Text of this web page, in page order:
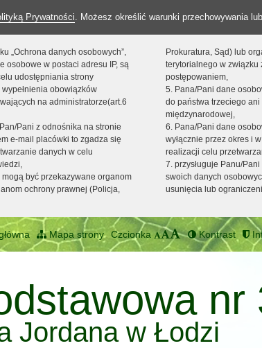
Prywatności. Możesz określić warunki przechowywania
„Ochrona danych osobowych”,
osobowe w postaci adresu IP, są
udostępniania strony
obowiązków
na administratorze(art.6
Pani z odnośnika na stronie
e-mail placówki to zgadza się
danych w celu
być przekazywane organom
ochrony prawnej (Policja,
Prokuratura, Sąd) lub
terytorialnego w związku
postępowaniem,
5. Pana/Pani dane
do państwa trzeciego
międzynarodowej,
6. Pana/Pani dane
wyłącznie przez okres i
realizacji celu
7. przysługuje Panu/
swoich danych
usunięcia lub
Mapa strony Czcionka Kontrast
nr
Jordana w Łodzi